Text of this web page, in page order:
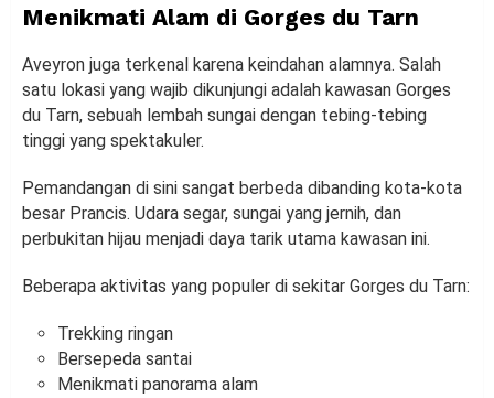
Menikmati Alam di Gorges du Tarn
Aveyron juga terkenal karena keindahan alamnya. Salah
satu lokasi yang wajib dikunjungi adalah kawasan Gorges
du Tarn, sebuah lembah sungai dengan tebing-tebing
tinggi yang spektakuler.
Pemandangan di sini sangat berbeda dibanding kota-kota
besar Prancis. Udara segar, sungai yang jernih, dan
perbukitan hijau menjadi daya tarik utama kawasan ini.
Beberapa aktivitas yang populer di sekitar Gorges du Tarn:
Trekking ringan
Bersepeda santai
Menikmati panorama alam